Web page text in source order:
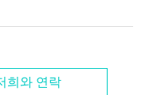
희와 연락